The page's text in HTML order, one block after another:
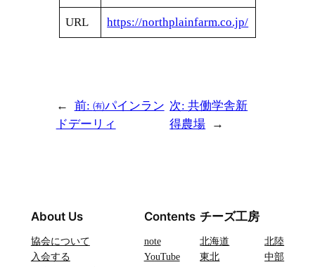
URL https://northplainfarm.co.jp/
← 前: ㈲パインラン
ドデーリィ
次:共働学舎新
得農場
→
About Us
協会について
入会する
Contents
note
YouTube
チーズ工房
北海道
東北
北陸
中部